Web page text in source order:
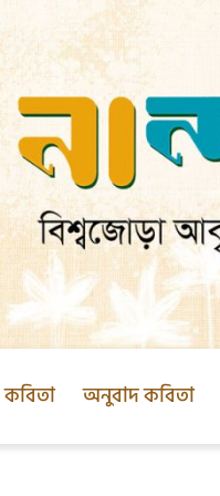
কবিতা অনুবাদ কবিতা